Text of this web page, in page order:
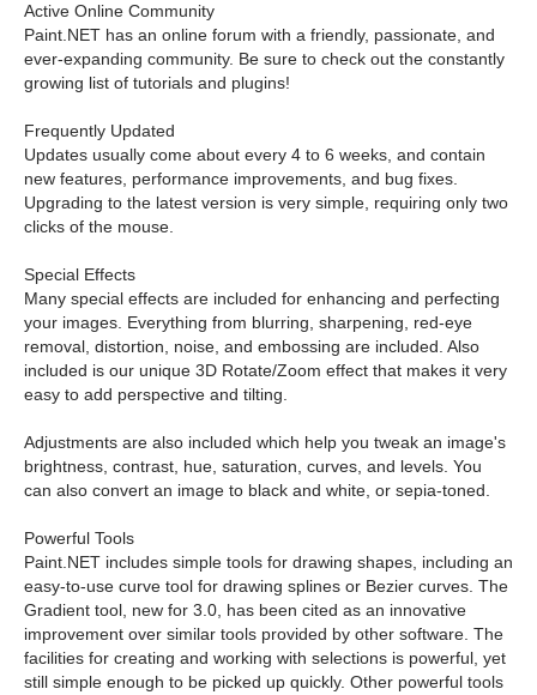
Active Online Community
Paint.NET has an online forum with a friendly, passionate, and
ever-expanding community. Be sure to check out the constantly
growing list of tutorials and plugins!
Frequently Updated
Updates usually come about every 4 to 6 weeks, and contain
new features, performance improvements, and bug fixes.
Upgrading to the latest version is very simple, requiring only two
clicks of the mouse.
Special Effects
Many special effects are included for enhancing and perfecting
your images. Everything from blurring, sharpening, red-eye
removal, distortion, noise, and embossing are included. Also
included is our unique 3D Rotate/Zoom effect that makes it very
easy to add perspective and tilting.
Adjustments are also included which help you tweak an image's
brightness, contrast, hue, saturation, curves, and levels. You
can also convert an image to black and white, or sepia-toned.
Powerful Tools
Paint.NET includes simple tools for drawing shapes, including an
easy-to-use curve tool for drawing splines or Bezier curves. The
Gradient tool, new for 3.0, has been cited as an innovative
improvement over similar tools provided by other software. The
facilities for creating and working with selections is powerful, yet
still simple enough to be picked up quickly. Other powerful tools